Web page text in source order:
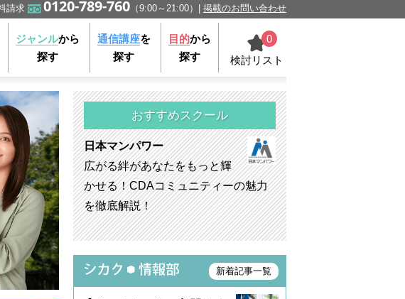
請求 0120-789-760 （9:00～21:00） 掲載のお問い合わせ
ジャンルから
探す
通信講座を
探す
目的から
探す
0
検討リスト
おすすめスクール
日本マンパワー
広がる絆があなたをもっと輝
かせる！CDAコミュニティーの魅力
を徹底解説！
新着記事一覧